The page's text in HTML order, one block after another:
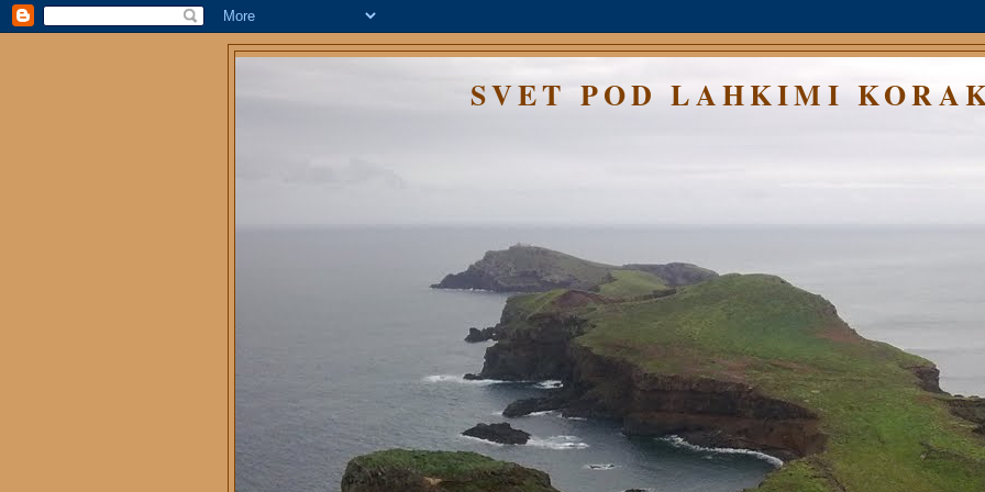
SVET POD LAHKIMI